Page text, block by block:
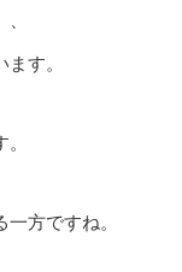
す。
方ですね。